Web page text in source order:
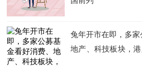
兔年开市在即，多家
地产、科技板块，